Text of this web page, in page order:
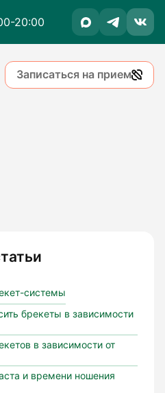
20:00
Записаться на прием
системы
брекеты в зависимости
в зависимости от
и времени ношения